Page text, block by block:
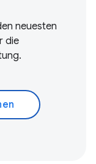
neuesten
die